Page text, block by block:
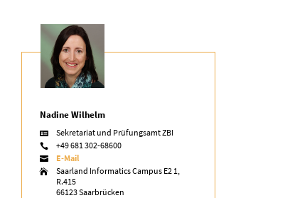
Nadine Wilhelm
 Sekretariat und Prüfungsamt ZBI
 +49 681 302-68600
 E-Mail

Saarland Informatics Campus E2 1,
R.415
66123 Saarbrücken